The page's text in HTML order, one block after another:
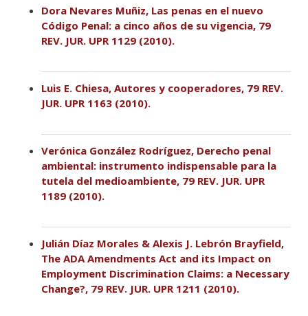
Dora Nevares Muñiz, Las penas en el nuevo
Código Penal: a cinco años de su vigencia, 79
REV. JUR. UPR 1129 (2010).
Luis E. Chiesa, Autores y cooperadores, 79 REV.
JUR. UPR 1163 (2010).
Verónica González Rodríguez, Derecho penal
ambiental: instrumento indispensable para la
tutela del medioambiente, 79 REV. JUR. UPR
1189 (2010).
Julián Díaz Morales & Alexis J. Lebrón Brayfield,
The ADA Amendments Act and its Impact on
Employment Discrimination Claims: a Necessary
Change?, 79 REV. JUR. UPR 1211 (2010).